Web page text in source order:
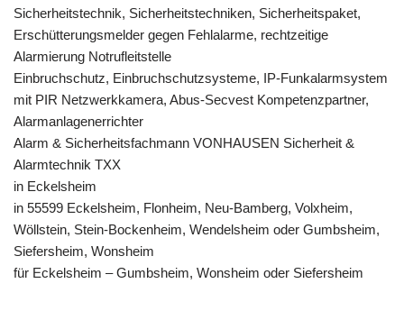
Sicherheitstechnik, Sicherheitstechniken, Sicherheitspaket,
Erschütterungsmelder gegen Fehlalarme, rechtzeitige
Alarmierung Notrufleitstelle
Einbruchschutz, Einbruchschutzsysteme, IP-Funkalarmsystem
mit PIR Netzwerkkamera, Abus-Secvest Kompetenzpartner,
Alarmanlagenerrichter
Alarm & Sicherheitsfachmann VONHAUSEN Sicherheit &
Alarmtechnik TXX
in Eckelsheim
in 55599 Eckelsheim, Flonheim, Neu-Bamberg, Volxheim,
Wöllstein, Stein-Bockenheim, Wendelsheim oder Gumbsheim,
Siefersheim, Wonsheim
für Eckelsheim – Gumbsheim, Wonsheim oder Siefersheim